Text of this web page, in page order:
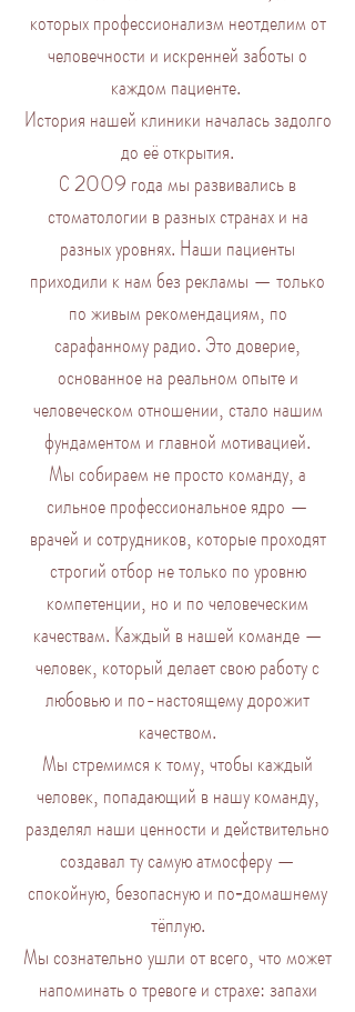
которых профессионализм неотделим от
человечности и искренней заботы о
каждом пациенте.
История нашей клиники началась задолго
до её открытия.
С 2009 года мы развивались в
стоматологии в разных странах и на
разных уровнях. Наши пациенты
приходили к нам без рекламы — только
по живым рекомендациям, по
сарафанному радио. Это доверие,
основанное на реальном опыте и
человеческом отношении, стало нашим
фундаментом и главной мотивацией.
Мы собираем не просто команду, а
сильное профессиональное ядро —
врачей и сотрудников, которые проходят
строгий отбор не только по уровню
компетенции, но и по человеческим
качествам. Каждый в нашей команде —
человек, который делает свою работу с
любовью и по-настоящему дорожит
качеством.
Мы стремимся к тому, чтобы каждый
человек, попадающий в нашу команду,
разделял наши ценности и действительно
создавал ту самую атмосферу —
спокойную, безопасную и по‑домашнему
тёплую.
Мы сознательно ушли от всего, что может
напоминать о тревоге и страхе: запахи